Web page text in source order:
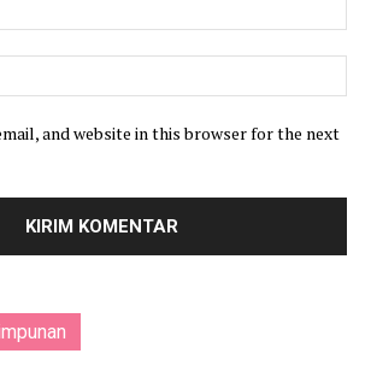
and website in this browser for the next